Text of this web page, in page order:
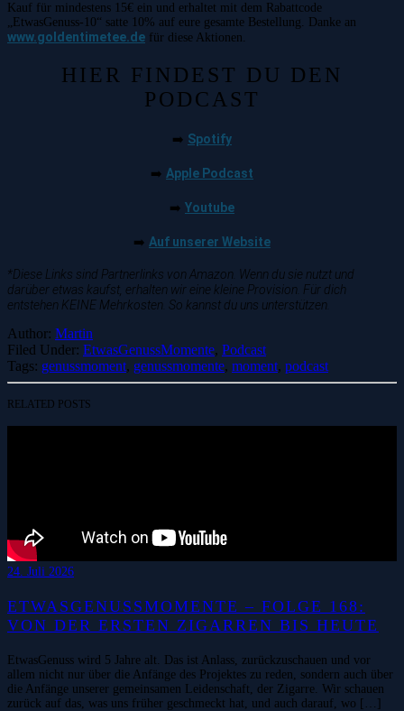
Kauf für mindestens 15€ ein und erhaltet mit dem Rabattcode
„EtwasGenuss-10“ satte 10% auf eure gesamte Bestellung. Danke an
www.goldentimetee.de für diese Aktionen.
HIER FINDEST DU DEN
PODCAST
➡️ Spotify
➡️ Apple Podcast
➡️ Youtube
➡️ Auf unserer Website
*Diese Links sind Partnerlinks von Amazon. Wenn du sie nutzt und
darüber etwas kaufst, erhalten wir eine kleine Provision. Für dich
entstehen KEINE Mehrkosten. So kannst du uns unterstützen.
Author: Martin
Filed Under: EtwasGenussMomente, Podcast
Tags: genussmoment, genussmomente, moment, podcast
RELATED POSTS
24. Juli 2026
ETWASGENUSSMOMENTE – FOLGE 168:
VON DER ERSTEN ZIGARREN BIS HEUTE
EtwasGenuss wird 5 Jahre alt. Das ist Anlass, zurückzuschauen und vor
allem nicht nur über die Anfänge des Projektes zu reden, sondern auch über
die Anfänge unserer gemeinsamen Leidenschaft, der Zigarre. Wir schauen
zurück auf das, was uns früher geschmeckt hat, und auch darauf, wo […]